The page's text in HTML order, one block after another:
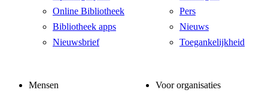
Online Bibliotheek
Bibliotheek apps
Nieuwsbrief
Pers
Nieuws
Toegankelijkheid
Mensen Voor organisaties